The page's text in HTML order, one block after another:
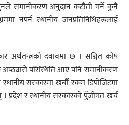
समानीकरण अनुदान कटौती गर्ने कुनै
नपर्न स्थानीय जनप्रतिनिधिहरूलाई
अर्थतन्त्रको दवावमा छ । सञ्चित कोष
परिस्थिति आए पनि समानीकरण
सरकारमा खर्बौँ रकम डिपोजिटमा
प्रदेश र स्थानीय सरकारको पुँजीगत खर्च